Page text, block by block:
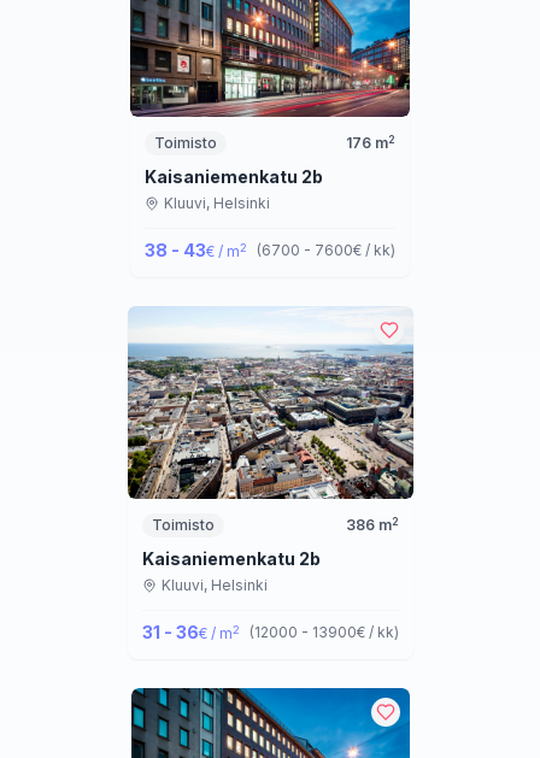
Toimisto 176 m2
Kaisaniemenkatu 2b
Kluuvi, Helsinki
38 - 43€ / m2 (6700 - 7600€ / kk)
Toimisto 386m2
Kaisaniemenkatu 2b
Kluuvi, Helsinki
31 - 36€ / m2 (12000 - 13900€ / kk)